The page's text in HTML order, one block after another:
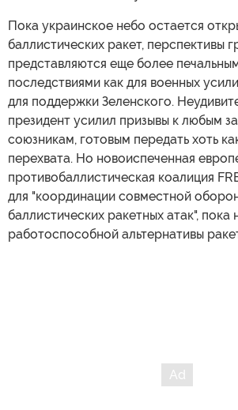
Пока украинское небо остается
баллистических ракет, перспективы
представляются еще более
последствиями как для военных
для поддержки Зеленского.
президент усилил призывы к любым
союзникам, готовым передать хоть
перехвата. Но новоиспеченная
противобаллистическая коалиция
для "координации совместной
баллистических ракетных атак",
работоспособной альтернативы